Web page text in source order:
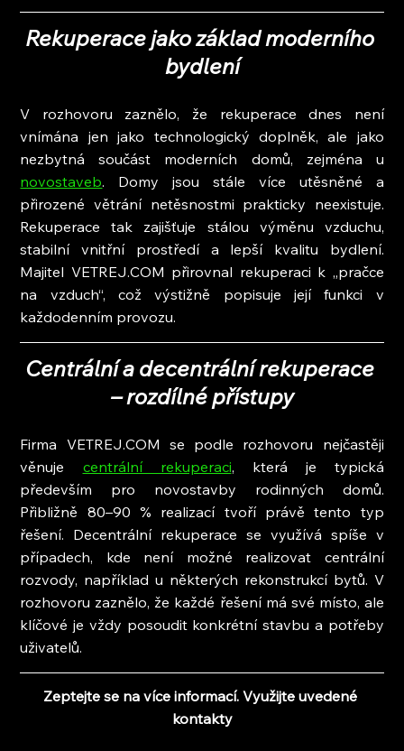
Rekuperace jako základ moderního
bydlení
V rozhovoru zaznělo, že rekuperace dnes není
vnímána jen jako technologický doplněk, ale jako
novostaveb. Domy jsou stále více utěsněné a
přirozené větrání netěsnostmi prakticky neexistuje.
Rekuperace tak zajišťuje stálou výměnu vzduchu,
stabilní vnitřní prostředí a lepší kvalitu bydlení.
Majitel VETREJ.COM přirovnal rekuperaci k „pračce
na vzduch“, což výstižně popisuje její funkci v
každodenním provozu.
Centrální a decentrální rekuperace
– rozdílné přístupy
Firma VETREJ.COM se podle rozhovoru nejčastěji
věnuje centrální rekuperaci, která je typická
především pro novostavby rodinných domů.
Přibližně 80–90 % realizací tvoří právě tento typ
řešení. Decentrální rekuperace se využívá spíše v
případech, kde není možné realizovat centrální
rozvody, například u některých rekonstrukcí bytů. V
rozhovoru zaznělo, že každé řešení má své místo, ale
klíčové je vždy posoudit konkrétní stavbu a potřeby
uživatelů.
Zeptejte se na více informací. Využijte uvedené
kontakty